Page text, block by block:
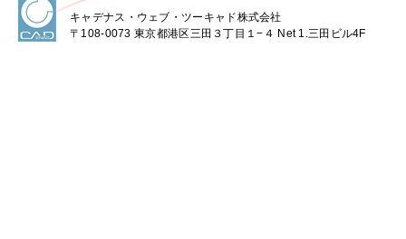
キャデナス・ウェブ・ツーキャド株式会社
〒108-0073 東京都港区三田３丁目１−４ Net 1.三田ビル4F